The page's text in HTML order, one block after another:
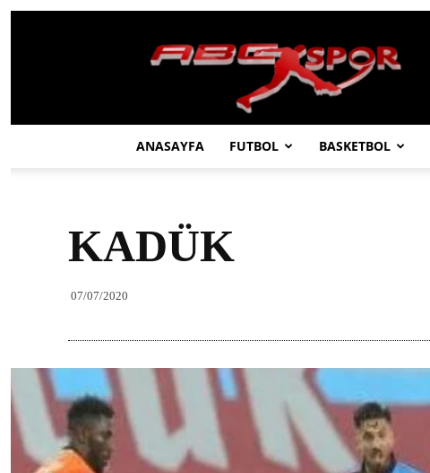
ABC
SPOR
ANASAYFA FUTBOL BASKETBOL
KADÜK
07/07/2020